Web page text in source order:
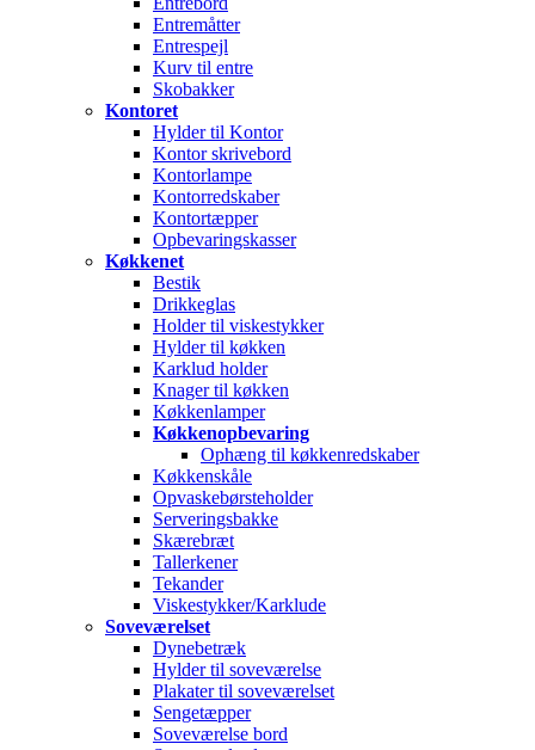
Entremåtter
Entrespejl
Kurv til entre
Skobakker
Kontoret
Hylder til Kontor
Kontor skrivebord
Kontorlampe
Kontorredskaber
Kontortæpper
Opbevaringskasser
Køkkenet
Bestik
Drikkeglas
Holder til viskestykker
Hylder til køkken
Karklud holder
Knager til køkken
Køkkenlamper
Køkkenopbevaring
Ophæng til køkkenredskaber
Køkkenskåle
Opvaskebørsteholder
Serveringsbakke
Skærebræt
Tallerkener
Tekander
Viskestykker/Karklude
Soveværelset
Dynebetræk
Hylder til soveværelse
Plakater til soveværelset
Sengetæpper
Soveværelse bord